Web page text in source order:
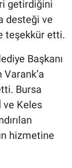
getirdiğini
desteği ve
teşekkür etti.
Başkanı
Bursa
ve Keles
hizmetine